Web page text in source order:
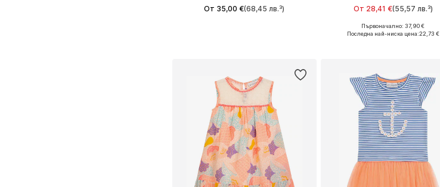
От 35,00 €(68,45 лв.³) От 28,41 €(55,57 лв.³)
Предлага се в много размери
Първоначално: 37,90 €
Последна най-ниска цена:22,73 €